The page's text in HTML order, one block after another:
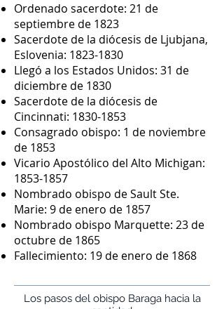
Ordenado sacerdote: 21 de
septiembre de 1823
Sacerdote de la diócesis de Ljubjana,
Eslovenia: 1823-1830
Llegó a los Estados Unidos: 31 de
diciembre de 1830
Sacerdote de la diócesis de
Cincinnati: 1830-1853
Consagrado obispo: 1 de noviembre
de 1853
Vicario Apostólico del Alto Michigan:
1853-1857
Nombrado obispo de Sault Ste.
Marie: 9 de enero de 1857
Nombrado obispo Marquette: 23 de
octubre de 1865
Fallecimiento: 19 de enero de 1868
Los pasos del obispo Baraga hacia la